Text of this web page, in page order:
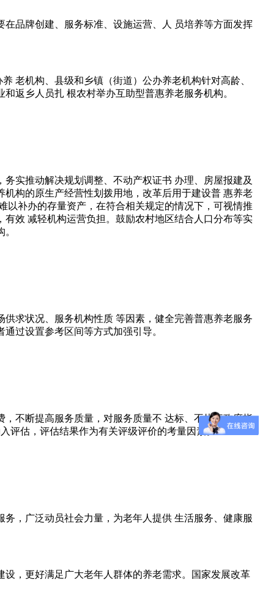
品牌创建、服务标准、设施运营、人 员培养等方面发挥
老机构、县级和乡镇（街道）公办养老机构针对高龄、
返乡人员扎 根农村举办互助型普惠养老服务机构。
实推动解决规划调整、不动产权证书 办理、房屋报建及
构的原生产经营性划拨用地，改革后用于建设普 惠养老
以补办的存量资产，在符合相关规定的情况下，可视情推
效 减轻机构运营负担。鼓励农村地区结合人口分布等实
求状况、服务机构性质 等因素，健全完善普惠养老服务
过设置参考区间等方式加强引导。
不断提高服务质量，对服务质量不 达标、不执行政府指
评估，评估结果作为有关评级评价的考量因素。
，广泛动员社会力量，为老年人提供 生活服务、健康服
，更好满足广大老年人群体的养老需求。国家发展改革